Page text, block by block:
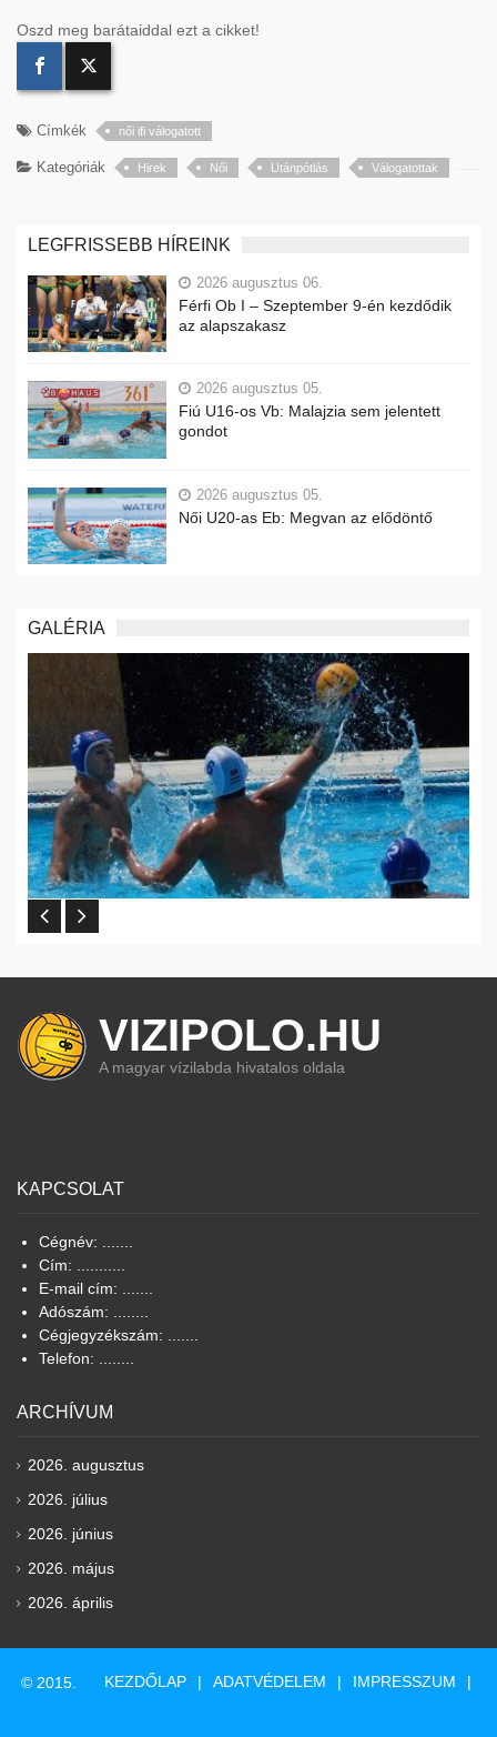
Oszd meg barátaiddal ezt a cikket!
Címkék női ifi válogatott
Kategóriák Hirek Női Utánpótlás Válogatottak
LEGFRISSEBB HÍREINK
2026 augusztus 06.
Férfi Ob I – Szeptember 9-én kezdődik
az alapszakasz
2026 augusztus 05.
Fiú U16-os Vb: Malajzia sem jelentett
gondot
2026 augusztus 05.
Női U20-as Eb: Megvan az elődöntő
GALÉRIA
VIZIPOLO.HU
A magyar vízilabda hivatalos oldala
KAPCSOLAT
Cégnév: .......
Cím: ...........
E-mail cím: .......
Adószám: ........
Cégjegyzékszám: .......
Telefon: ........
ARCHÍVUM
2026. augusztus
2026. július
2026. június
2026. május
2026. április
© 2015. KEZDŐLAP ADATVÉDELEM IMPRESSZUM